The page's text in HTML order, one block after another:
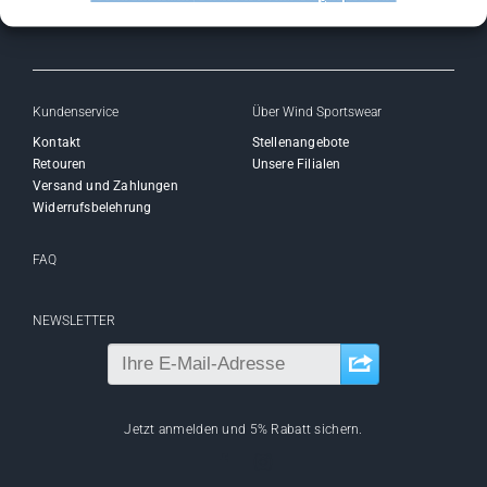
Kundenservice
Kontakt
Retouren
Versand und Zahlungen
Widerrufsbelehrung
Über Wind Sportswear
Stellenangebote
Unsere Filialen
FAQ
NEWSLETTER
Jetzt anmelden und 5% Rabatt sichern.